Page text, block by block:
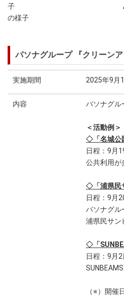
子 ▲淡路島での
の様子
パソナグループ 『クリーン
実施期間 2025年9月
内容 パソナグル
＜活動例＞
◇「名城公
日程：9月
公共利用が
◇「浦県民
日程：9月
パソナグル
浦県民サン
◇「
日程：9月
（※）開催